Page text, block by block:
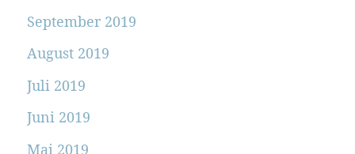
September 2019
August 2019
Juli 2019
Juni 2019
Mai 2019